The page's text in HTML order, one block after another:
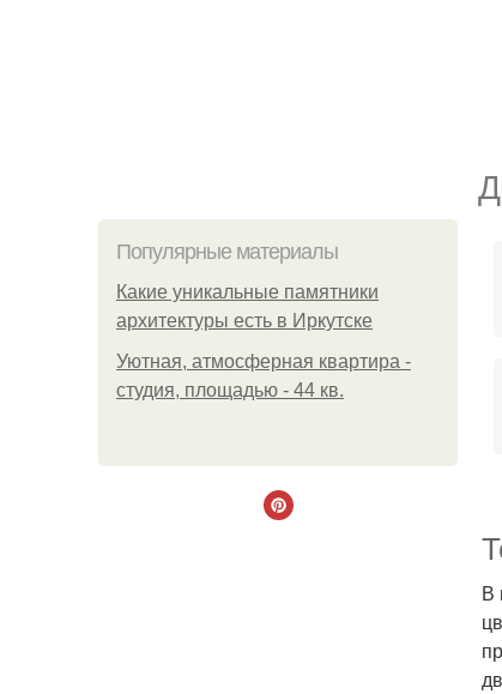
Популярные материалы
Какие уникальные памятники
архитектуры есть в Иркутске
Уютная, атмосферная квартира -
студия, площадью - 44 кв.
В